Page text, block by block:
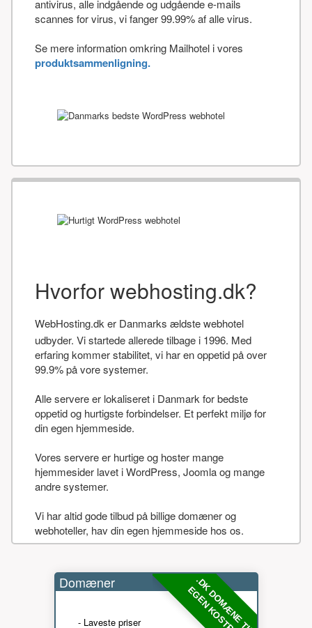
antivirus, alle indgående og udgående e-mails
scannes for virus, vi fanger 99.99% af alle virus.
Se mere information omkring Mailhotel i vores
produktsammenligning.
Hvorfor webhosting.dk?
WebHosting.dk er Danmarks ældste webhotel
udbyder. Vi startede allerede tilbage i 1996. Med
erfaring kommer stabilitet, vi har en oppetid på over
99.9% på vore systemer.
Alle servere er lokaliseret i Danmark for bedste
oppetid og hurtigste forbindelser. Et perfekt miljø for
din egen hjemmeside.
Vores servere er hurtige og hoster mange
hjemmesider lavet i WordPress, Joomla og mange
andre systemer.
Vi har altid gode tilbud på billige domæner og
webhoteller, hav din egen hjemmeside hos os.
.DK DOMÆNE TIL
EGEN KOSTPRIS
Domæner
- Laveste priser